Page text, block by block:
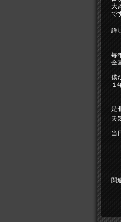
大
で
詳
毎
全
僕
１
是
天
当
関